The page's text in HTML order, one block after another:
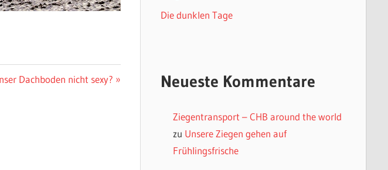
Dachboden nicht sexy?
Die dunklen Tage
Neueste Kommentare
Ziegentransport – CHB around the world
zu Unsere Ziegen gehen auf
Frühlingsfrische